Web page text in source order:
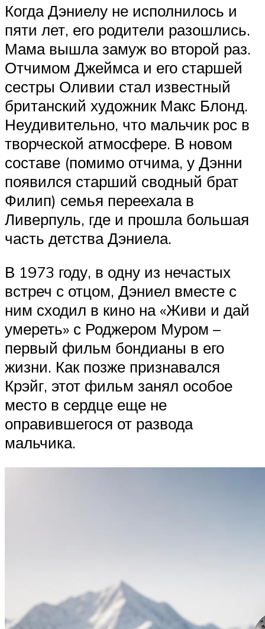
Когда Дэниелу не исполнилось и
пяти лет, его родители разошлись.
Мама вышла замуж во второй раз.
Отчимом Джеймса и его старшей
сестры Оливии стал известный
британский художник Макс Блонд.
Неудивительно, что мальчик рос в
творческой атмосфере. В новом
составе (помимо отчима, у Дэнни
появился старший сводный брат
Филип) семья переехала в
Ливерпуль, где и прошла большая
часть детства Дэниела.
В 1973 году, в одну из нечастых
встреч с отцом, Дэниел вместе с
ним сходил в кино на «Живи и дай
умереть» с Роджером Муром –
первый фильм бондианы в его
жизни. Как позже признавался
Крэйг, этот фильм занял особое
место в сердце еще не
оправившегося от развода
мальчика.